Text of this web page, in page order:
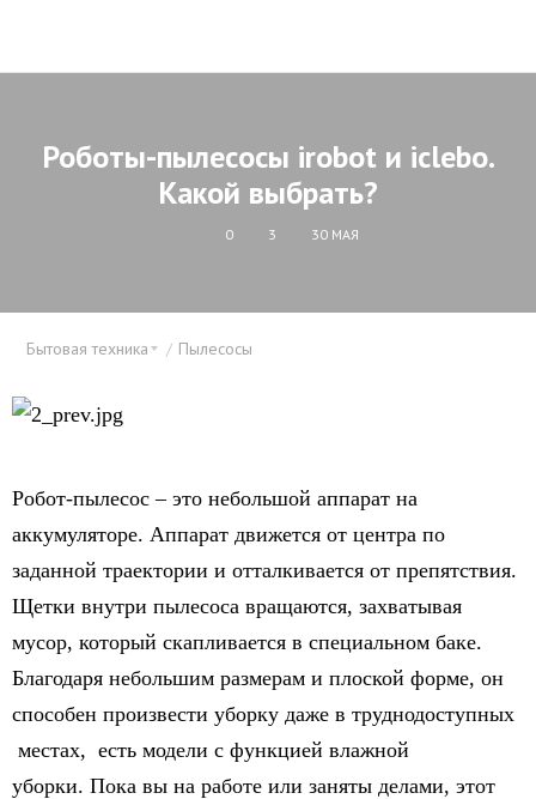
Роботы-пылесосы irobot и iclebo.
Какой выбрать?
0 3 30 МАЯ
Бытовая техника Пылесосы
Робот-пылесос – это небольшой аппарат на
аккумуляторе. Аппарат движется от центра по
заданной траектории и отталкивается от препятствия.
Щетки внутри пылесоса вращаются, захватывая
мусор, который скапливается в специальном баке.
Благодаря небольшим размерам и плоской форме, он
способен произвести уборку даже в труднодоступных
местах, есть модели с функцией влажной
уборки. Пока вы на работе или заняты делами, этот